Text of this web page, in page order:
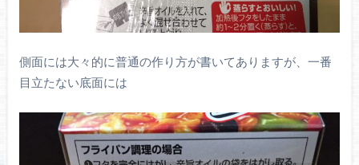
側面には大々的に普通の作り方が書いてありますが、一番
目立たない底面には